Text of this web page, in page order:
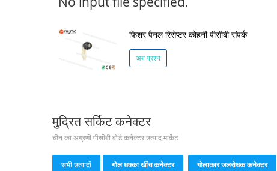
फिशर पैनल रिसेप्टर कोहनी पीसीबी संपर्क
अब प्रश्न
मुद्रित सर्किट कनेक्टर
चीन का अग्रणी पीसीबी बोर्ड कनेक्टर उत्पाद मार्केट
सभी उत्पादों गोल धक्का खींच कनेक्टर गोलाकार जलरोधक कनेक्टर